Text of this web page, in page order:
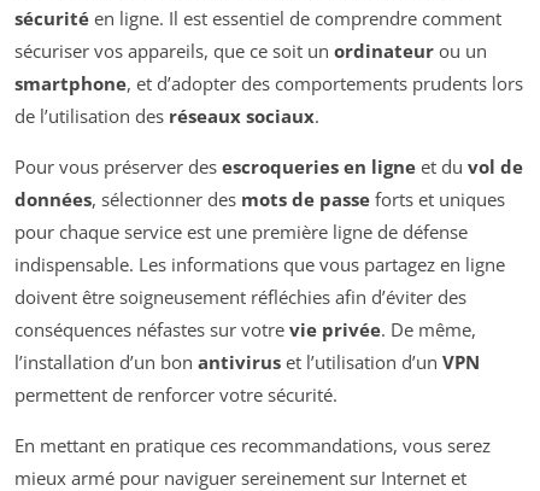
sécurité en ligne. Il est essentiel de comprendre comment
sécuriser vos appareils, que ce soit un ordinateur ou un
smartphone, et d’adopter des comportements prudents lors
de l’utilisation des réseaux sociaux.
Pour vous préserver des escroqueries en ligne et du vol de
données, sélectionner des mots de passe forts et uniques
pour chaque service est une première ligne de défense
indispensable. Les informations que vous partagez en ligne
doivent être soigneusement réfléchies afin d’éviter des
conséquences néfastes sur votre vie privée. De même,
l’installation d’un bon antivirus et l’utilisation d’un VPN
permettent de renforcer votre sécurité.
En mettant en pratique ces recommandations, vous serez
mieux armé pour naviguer sereinement sur Internet et